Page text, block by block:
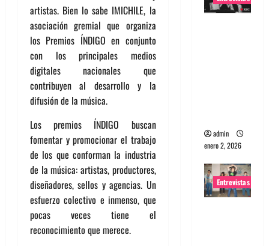
artistas. Bien lo sabe IMICHILE, la
asociación gremial que organiza
los Premios ÍNDIGO en conjunto
con los principales medios
digitales nacionales que
contribuyen al desarrollo y la
difusión de la música.
Los premios ÍNDIGO buscan
fomentar y promocionar el trabajo
de los que conforman la industria
de la música: artistas, productores,
diseñadores, sellos y agencias. Un
esfuerzo colectivo e inmenso, que
pocas veces tiene el
reconocimiento que merece.
admin
enero 2, 2026
Entrevistas